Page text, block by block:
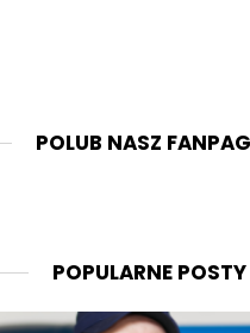
POLUB NASZ
POPULARNE POSTY